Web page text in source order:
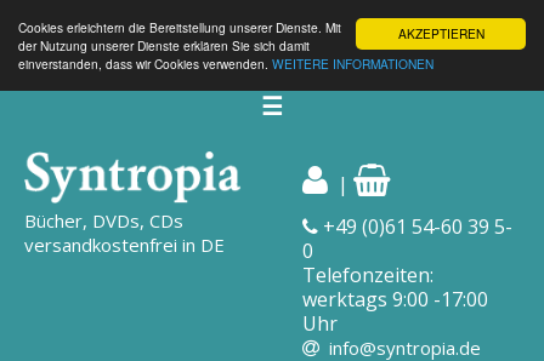
AKZEPTIEREN
Cookies erleichtern die Bereitstellung unserer Dienste. Mit
der Nutzung unserer Dienste erklären Sie sich damit
einverstanden, dass wir Cookies verwenden. WEITERE INFORMATIONEN
☰
Bücher, DVDs, CDs
versandkostenfrei in DE
|
+49 (0)61 54-60 39 5-
0
Telefonzeiten:
werktags 9:00 -17:00
Uhr
info@syntropia.de